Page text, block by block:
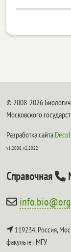
© 2008-2026
Московского
Разработка сайта
v1.2008, v2.2022
Справочная
119234, Россия,
факультет МГУ